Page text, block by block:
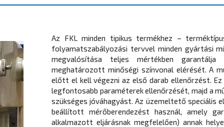
Az FKL minden tipikus termékhez –
folyamatszabályozási tervvel minden gyártási
megvalósítása teljes mértékben garantálja
meghatározott minőségi színvonal elérését. A
előtt el kell végezni az első darab ellenőrzést. Ez
legfontosabb paraméterek ellenőrzését, majd a
szükséges jóváhagyást. Az üzemeltető speciális
beállított mérőberendezést használ, amely
alkalmazott eljárásnak megfelelően) annak